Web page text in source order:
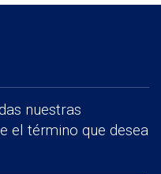
nuestras
el término que desea